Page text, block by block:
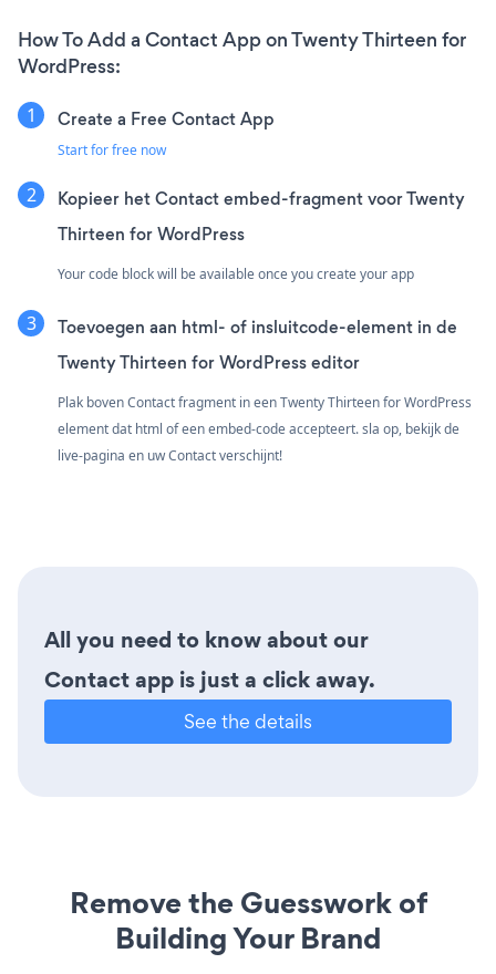
How To Add a Contact App on Twenty Thirteen for
WordPress:
Create a Free Contact App
Start for free now
Kopieer het Contact embed-fragment voor Twenty
Thirteen for WordPress
Your code block will be available once you create your app
Toevoegen aan html- of insluitcode-element in de
Twenty Thirteen for WordPress editor
Plak boven Contact fragment in een Twenty Thirteen for WordPress
element dat html of een embed-code accepteert. sla op, bekijk de
live-pagina en uw Contact verschijnt!
All you need to know about our
Contact app is just a click away.
See the details
Remove the Guesswork of
Building Your Brand